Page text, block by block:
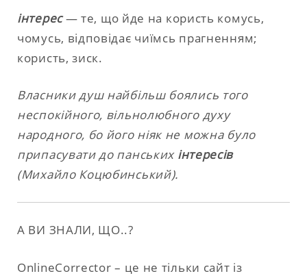
інтерес— те, що йде на користь комусь,
чомусь, відповідає чиїмсь прагненням;
користь, зиск.
Власники душ найбільш боялись того
неспокійного, вільнолюбного духу
народного, бо його ніяк не можна було
припасувати до панських інтересів
(Михайло Коцюбинський).
А ВИ ЗНАЛИ, ЩО..?
OnlineCorrector – це не тільки сайт із